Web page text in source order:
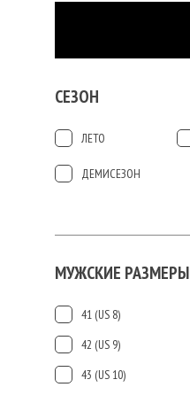
СЕЗОН
ЛЕТО
ДЕМИСЕЗОН
МУЖСКИЕ РАЗМЕРЫ
41 (US 8)
42 (US 9)
43 (US 10)